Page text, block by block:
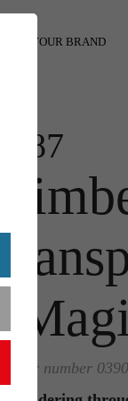
YOUR BRAND
1:87
Order number